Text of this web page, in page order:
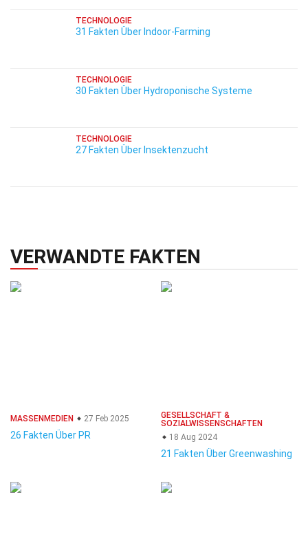
TECHNOLOGIE
31 Fakten Über Indoor-Farming
TECHNOLOGIE
30 Fakten Über Hydroponische Systeme
TECHNOLOGIE
27 Fakten Über Insektenzucht
VERWANDTE FAKTEN
MASSENMEDIEN 27 Feb 2025
26 Fakten Über PR
GESELLSCHAFT &
SOZIALWISSENSCHAFTEN
18 Aug 2024
21 Fakten Über Greenwashing